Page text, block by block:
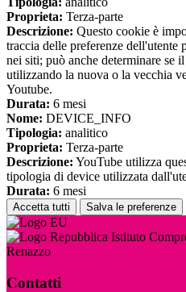
Proprieta: Terza-parte
Descrizione: Questo cookie è
traccia delle preferenze
nei siti; può anche determinare se
utilizzando la nuova o la vecchia
Youtube.
Durata: 6 mesi
Nome: DEVICE_INFO
Tipologia: analitico
Proprieta: Terza-parte
Descrizione: YouTube utilizza
tipologia di device utilizzata
Durata: 6 mesi
Accetta tutti Salva le preferenze
Istituto
Renazzo
Contatti